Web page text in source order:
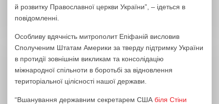
й розвитку Православної церкви України”, – ідеться в
повідомленні.
Особливу вдячність митрополит Епіфаній висловив
Сполученим Штатам Америки за тверду підтримку України
в протидії зовнішнім викликам та консолідацію
міжнародної спільноти в боротьбі за відновлення
територіальної цілісності нашої держави.
“Вшанування державним секретарем США біля Стіни